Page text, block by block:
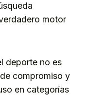
motor
deporte no es
compromiso y
en categorías